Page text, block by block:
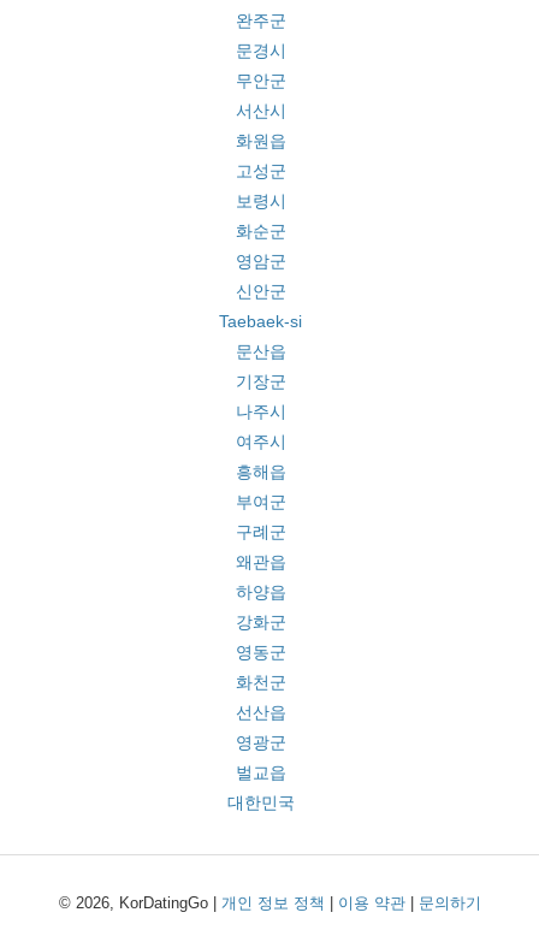
완주군
문경시
무안군
서산시
화원읍
고성군
보령시
화순군
영암군
신안군
Taebaek-si
문산읍
기장군
나주시
여주시
흥해읍
부여군
구례군
왜관읍
하양읍
강화군
영동군
화천군
선산읍
영광군
벌교읍
대한민국
© 2026, KorDatingGo | 개인 정보 정책 이용 약관| 문의하기